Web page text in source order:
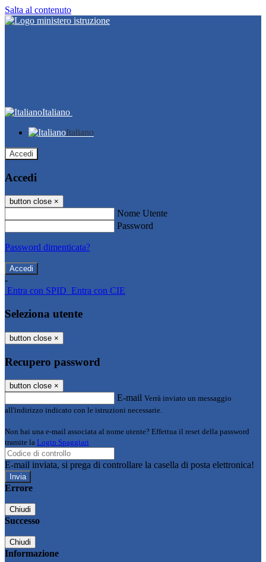
Salta al contenuto
Italiano
Italiano
Accedi
Accedi
button close ×
Nome Utente
Password
Password dimenticata?
-
Entra con SPID Entra con CIE
Seleziona utente
button close ×
Recupero password
button close ×
E-mail Verrà inviato un messaggio
all'indirizzo indicato con le istruzioni necessarie.
Non hai una e-mail associata al nome utente? Effettua il reset della password
tramite la Login Spaggiari
E-mail inviata, si prega di controllare la casella di posta elettronica!
Errore
Chiudi
Successo
Chiudi
Informazione